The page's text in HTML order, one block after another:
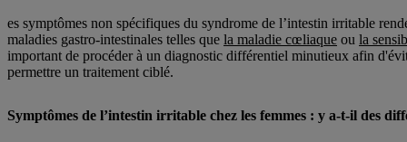
es symptômes non spécifiques du syndrome de l’intestin irritable
maladies gastro-intestinales telles que la maladie cœliaque ou la
important de procéder à un diagnostic différentiel minutieux afin
permettre un traitement ciblé.
Symptômes de l’intestin irritable chez les femmes : y a-t-il des